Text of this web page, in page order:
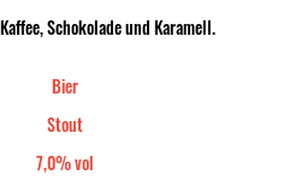
Schokolade und Karamell.
Bier
Stout
7,0% vol